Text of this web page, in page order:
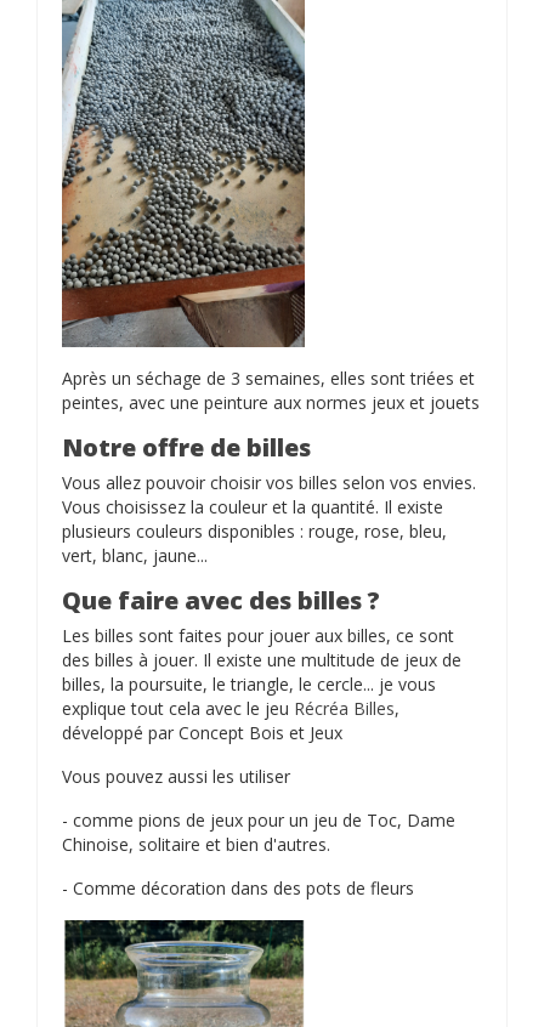
Après un séchage de 3 semaines, elles sont triées et
peintes, avec une peinture aux normes jeux et jouets
Notre offre de billes
Vous allez pouvoir choisir vos billes selon vos envies.
Vous choisissez la couleur et la quantité. Il existe
plusieurs couleurs disponibles : rouge, rose, bleu,
vert, blanc, jaune...
Que faire avec des billes ?
Les billes sont faites pour jouer aux billes, ce sont
des billes à jouer. Il existe une multitude de jeux de
billes, la poursuite, le triangle, le cercle... je vous
explique tout cela avec le jeu Récréa Billes,
développé par Concept Bois et Jeux
Vous pouvez aussi les utiliser
- comme pions de jeux pour un jeu de Toc, Dame
Chinoise, solitaire et bien d'autres.
- Comme décoration dans des pots de fleurs